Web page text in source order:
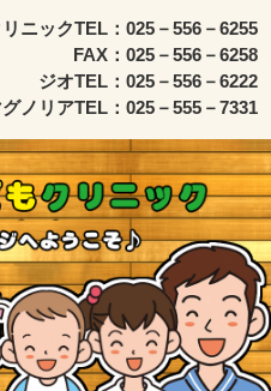
ニックTEL：025－556－6255
FAX：025－556－6258
ジオTEL：025－556－6222
ノリアTEL：025－555－7331